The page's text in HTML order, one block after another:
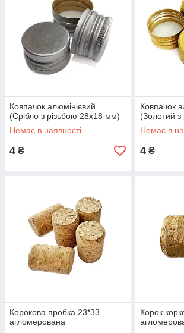
Ковпачок алюмінієвий
(Срібло з різьбою 28х18 мм)
Немає в наявності
4 ₴
Ковпачок
(Золотий
Немає в
4 ₴
Корокова пробка 23*33
агломерована
Корок